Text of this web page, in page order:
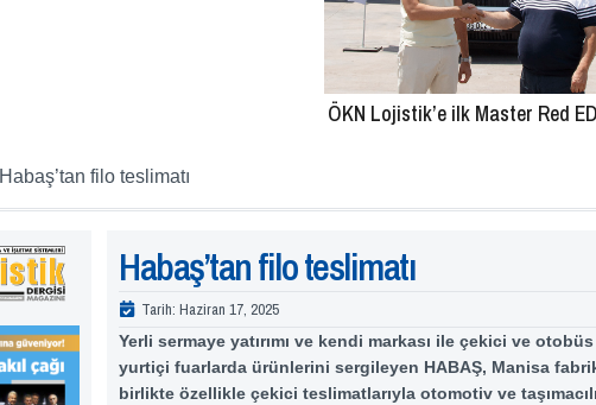
ÖKN Lojistik’e ilk Master Red
Habaş’tan filo teslimatı
Habaş’tan filo teslimatı
Tarih: Haziran 17, 2025
Yerli sermaye yatırımı ve kendi markası ile çekici ve
yurtiçi fuarlarda ürünlerini sergileyen HABAŞ, Manisa
birlikte özellikle çekici teslimatlarıyla otomotiv ve